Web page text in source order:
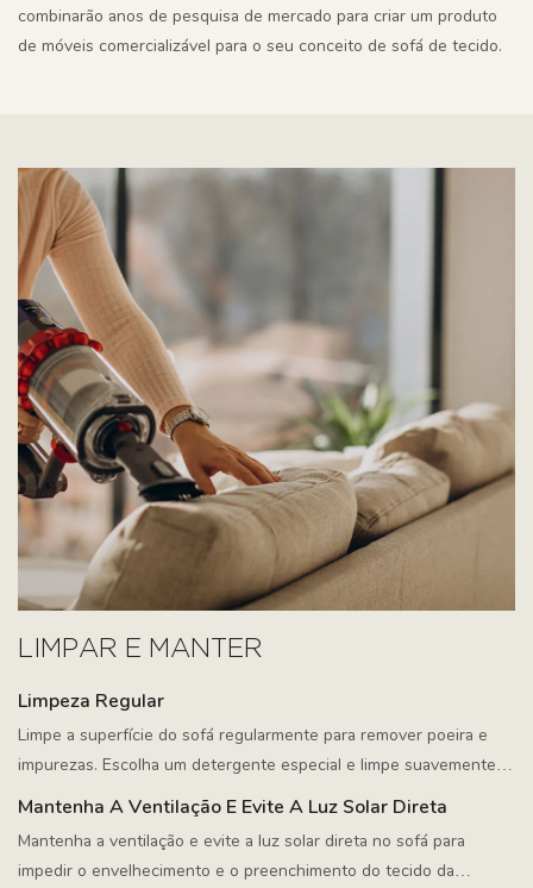
combinarão anos de pesquisa de mercado para criar um produto
de móveis comercializável para o seu conceito de sofá de tecido.
LIMPAR E MANTER
Limpeza Regular
Limpe a superfície do sofá regularmente para remover poeira e
impurezas. Escolha um detergente especial e limpe suavemente
as manchas com um pano úmido
Mantenha A Ventilação E Evite A Luz Solar Direta
Mantenha a ventilação e evite a luz solar direta no sofá para
impedir o envelhecimento e o preenchimento do tecido da